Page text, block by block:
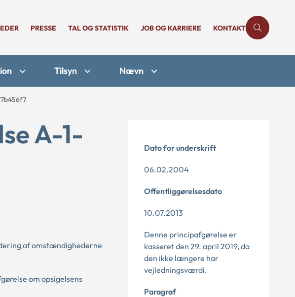
PRESSE TAL OG STATISTIK JOB OG KARRIERE KONTAKT
Tilsyn Nævn
A-1-
af omstændighederne
om opsigelsens
Dato for underskrift
06.02.2004
Offentliggørelsesdato
10.07.2013
Denne principafgørelse er
kasseret den 29. april 2019, da
den ikke længere har
vejledningsværdi.
Paragraf